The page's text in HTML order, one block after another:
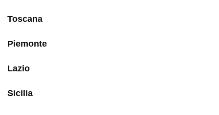
Toscana
Piemonte
Lazio
Sicilia